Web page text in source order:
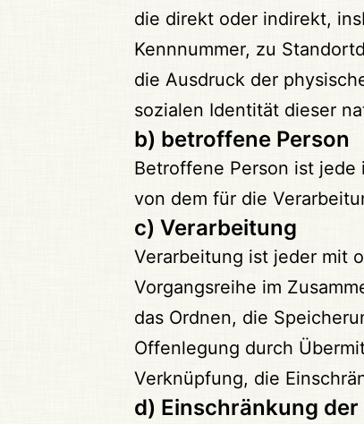
die direkt oder indirekt,
Kennnummer, zu
die Ausdruck der
sozialen Identität dieser
b) betroffene Person
Betroffene Person ist
von dem für die
c) Verarbeitung
Verarbeitung ist jeder mit
Vorgangsreihe im
das Ordnen, die
Offenlegung durch
Verknüpfung, die
d) Einschränkung